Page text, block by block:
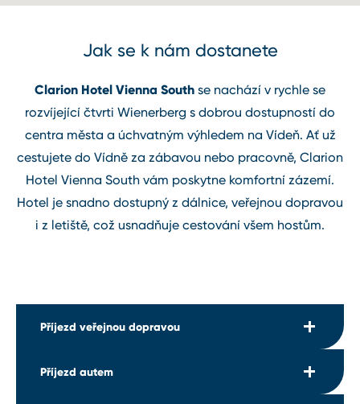
Jak se k nám dostanete
Clarion Hotel Vienna South se nachází v rychle se
rozvíjející čtvrti Wienerberg s dobrou dostupností do
centra města a úchvatným výhledem na Vídeň. Ať už
cestujete do Vídně za zábavou nebo pracovně, Clarion
Hotel Vienna South vám poskytne komfortní zázemí.
Hotel je snadno dostupný z dálnice, veřejnou dopravou
i z letiště, což usnadňuje cestování všem hostům.
Příjezd veřejnou dopravou
Clemens Holzmeister Straße
Příjezd autem